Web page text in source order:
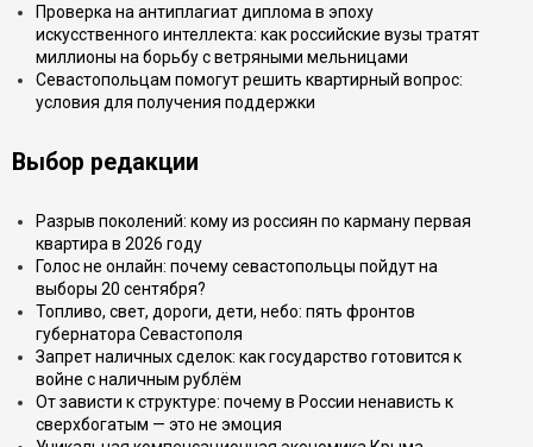
Проверка на антиплагиат диплома в эпоху
искусственного интеллекта: как российские вузы тратят
миллионы на борьбу с ветряными мельницами
Севастопольцам помогут решить квартирный вопрос:
условия для получения поддержки
Выбор редакции
Разрыв поколений: кому из россиян по карману первая
квартира в 2026 году
Голос не онлайн: почему севастопольцы пойдут на
выборы 20 сентября?
Топливо, свет, дороги, дети, небо: пять фронтов
губернатора Севастополя
Запрет наличных сделок: как государство готовится к
войне с наличным рублём
От зависти к структуре: почему в России ненависть к
сверхбогатым — это не эмоция